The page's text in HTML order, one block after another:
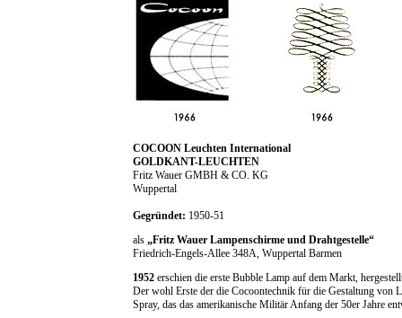
COCOON Leuchten International
GOLDKANT-LEUCHTEN
Fritz Wauer GMBH & CO. KG
Wuppertal
Gegründet: 1950-51
als „Fritz Wauer Lampenschirme und Drahtgestelle“
Friedrich-Engels-Allee 348A, Wuppertal Barmen
1952 erschien die erste Bubble Lamp auf dem Markt,
Der wohl Erste der die Cocoontechnik für die Gestaltung von
Spray, das das amerikanische Militär Anfang der 50er Jahre